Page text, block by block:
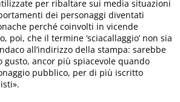
per ribaltare sui media situazioni
dei personaggi diventati
perché coinvolti in vicende
poi, che il termine ‘sciacallaggio’ non sia
all’indirizzo della stampa: sarebbe
gusto, ancor più spiacevole quando
pubblico, per di più iscritto